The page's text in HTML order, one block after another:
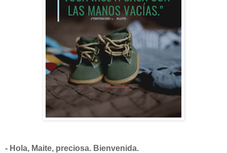
- Hola, Maite, preciosa. Bienvenida.